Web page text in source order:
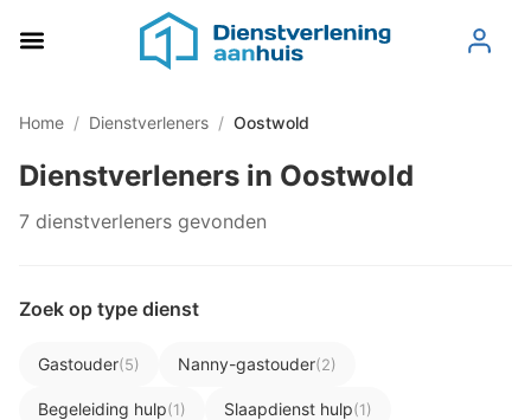
Home / Dienstverleners / Oostwold
Dienstverleners in Oostwold
7 dienstverleners gevonden
Zoek op type dienst
Gastouder(5) Nanny-gastouder(2)
Begeleiding hulp(1) Slaapdienst hulp(1)